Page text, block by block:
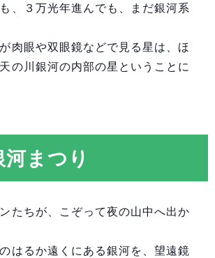
、３万光年進んでも、まだ銀河系
肉眼や双眼鏡などで見る星は、ほ
の川銀河の内部の星ということに
まつり
たちが、こぞって夜の山中へ出か
はるか遠くにある銀河を、望遠鏡